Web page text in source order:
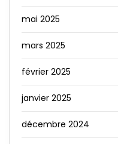
mai 2025
mars 2025
février 2025
janvier 2025
décembre 2024